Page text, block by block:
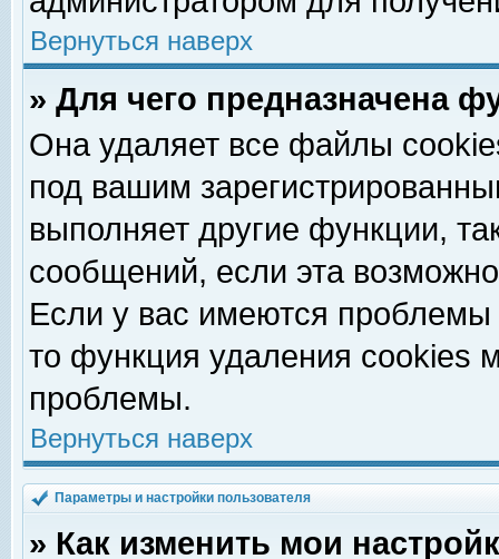
Вернуться наверх
» Для чего предназначена
Она удаляет все файлы
под вашим
выполняет другие функции,
сообщений, если эта
Если у вас имеются
то функция удаления cookies
проблемы.
Вернуться наверх
Параметры и настройки пользователя
» Как изменить мои